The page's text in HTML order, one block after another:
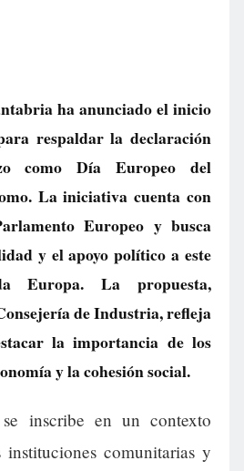
ha anunciado el inicio
respaldar la declaración
como Día Europeo del
La iniciativa cuenta con
Europeo y busca
y el apoyo político a este
Europa. La propuesta,
de Industria, refleja
la importancia de los
y la cohesión social.
inscribe en un contexto
comunitarias y